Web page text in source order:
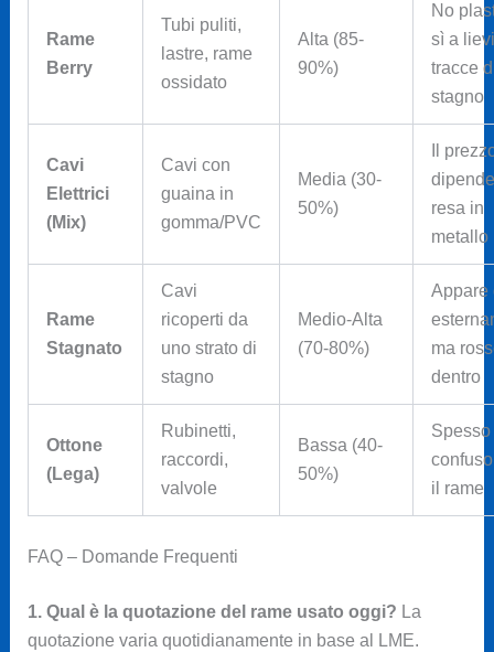
Rame
Berry
Tubi puliti,
lastre, rame
ossidato
Alta (85-
90%)
No
sì a lievi
tracce
stagno
Cavi
Elettrici
(Mix)
Cavi con
guaina in
gomma/PVC
Media (30-
50%)
Il
resa in
metallo
Rame
Stagnato
Cavi
ricoperti da
uno strato di
stagno
Medio-Alta
(70-80%)
Appare
ma
dentro
Ottone
(Lega)
Rubinetti,
raccordi,
valvole
Bassa (40-
50%)
Spesso
il rame
FAQ – Domande Frequenti
1. Qual è la quotazione del rame usato oggi? La
quotazione varia quotidianamente in base al LME.